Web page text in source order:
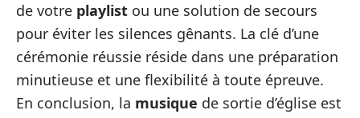
de votre playlist ou une solution de secours
pour éviter les silences gênants. La clé d’une
cérémonie réussie réside dans une préparation
minutieuse et une flexibilité à toute épreuve.
En conclusion, la musique de sortie d’église est